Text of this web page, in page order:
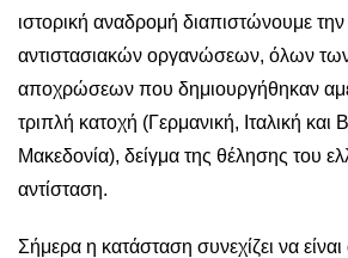
ιστορική αναδρομή διαπιστώνουμε
αντιστασιακών οργανώσεων, όλων
αποχρώσεων που δημιουργήθηκαν
τριπλή κατοχή (Γερμανική, Ιταλική και
Μακεδονία), δείγμα της θέλησης του
αντίσταση.
Σήμερα η κατάσταση συνεχίζει να